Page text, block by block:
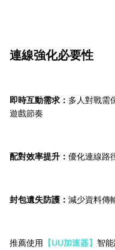
連線強化必要性
即時互動需求： 多人對戰需
遊戲節奏
配對效率提升： 優化連線路
封包遺失防護： 減少資料傳
推薦使用 【UU加速器】 智能